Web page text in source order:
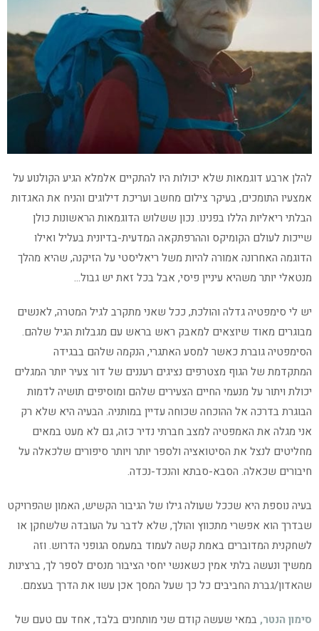
להלן ארבע דוגמאות שלא יכולות היו להתקיים אלמלא הגיע הקולנוע על
אמצעיו התומכים, בעיקר צילום מחשב ועריכת דילוגים והניח את האגדות
הבלתי ריאליות הללו בפנינו. נכון ששלוש הדוגמאות הראשונות כולן
שייכות לעולם הקומיקס וההרפתקאה המדעית-בדיונית בעליל ואילו
הדוגמה האחרונה אמורה להיות משל ריאליסטי על הזיקנה, שהיא מהלך
מנטאלי יותר משהיא עיניין פיסי, אבל בכל זאת יש גבול…
יש לי סימפטיה גדלה והולכת, ככל שאני מתקרב לגיל המטרה, לאנשים
מבוגרים מאוד שיוצאים למאבק ראש בראש עם מגבלות הגיל שלהם.
הסימפטיה גוברת כאשר למסע האתגרי, הנקמה שלהם בבגידה
המתקדמת של הגוף מצטרפים נציגים רעננים של דור צעיר יותר המגלים
יכולת ויתור על מנעמי החיים הצעירים שלהם ומוסיפים תושיה לדמות
הבוגרת בדרכה אל ההוכחה שכוחה עדיין במותניה. הבעיה היא שלא רק
אני מגלה את האמפטיה למצב חברתי נדיר כזה, גם לא מעט במאים
מחליטים לנצל את הסיטואציה ולספר יותר ויותר סיפורים שלכאלה על
חיבורים שכאלה. הסבא-סבתא והנכד-נכדה.
בעיה נוספת היא שככל שעולה גילו של הגיבור הקשיש, האמון שהפרויקט
שבדרך הוא אפשרי מתכווץ והולך, שלא לדבר על העובדה שלשחקן או
לשחקנית המדוברים באמת קשה לעמוד במעמס הגופני הדרוש. וזה
ממשיך ונעשה בלתי אמין כשאנשי יחסי הציבור מנסים לספר לך, ברצינות
שהאדון/גברת החביבים כל כך שעל המסך אכן עשו את הדרך בעצמם.
סימון הנטר, במאי שעשה קודם שני מותחנים בלבד, אחד עם טעם של